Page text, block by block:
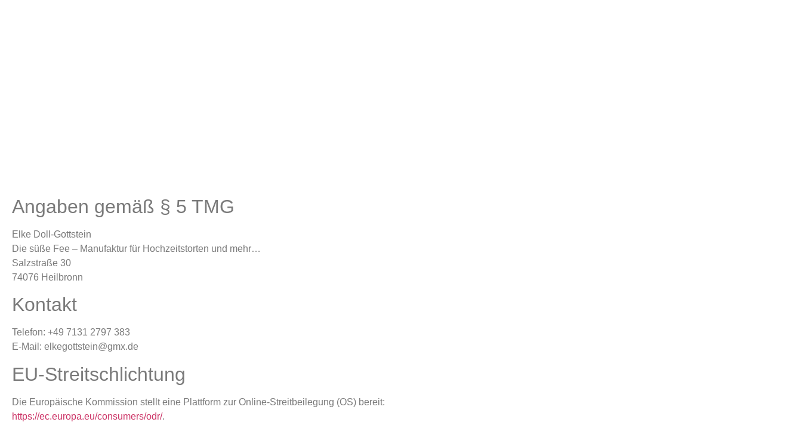
Impressum
Angaben gemäß § 5 TMG
Elke Doll-Gottstein
Die süße Fee – Manufaktur für Hochzeitstorten und mehr…
Salzstraße 30
74076 Heilbronn
Kontakt
Telefon: +49 7131 2797 383
E-Mail: elkegottstein@gmx.de
EU-Streitschlichtung
Die Europäische Kommission stellt eine Plattform zur Online-Streitbeilegung (OS) bereit:
https://ec.europa.eu/consumers/odr/.